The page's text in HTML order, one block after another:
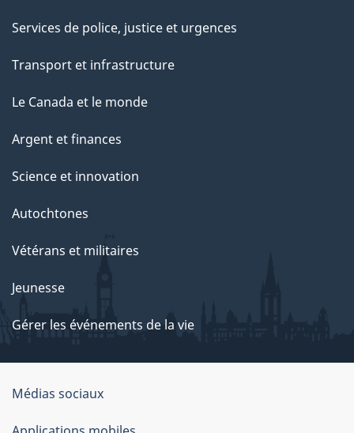
Services de police, justice et urgences
Transport et infrastructure
Le Canada et le monde
Argent et finances
Science et innovation
Autochtones
Vétérans et militaires
Jeunesse
Gérer les événements de la vie
Organisation
du
Médias sociaux